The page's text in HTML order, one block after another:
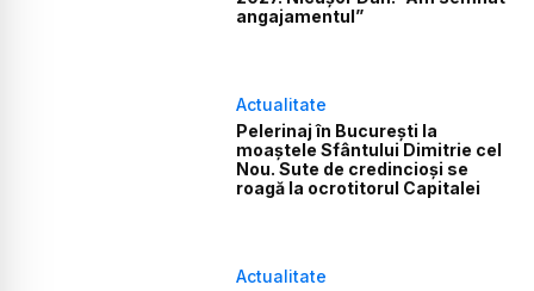
angajamentul”
Actualitate
Pelerinaj în București la
moaștele Sfântului Dimitrie cel
Nou. Sute de credincioși se
roagă la ocrotitorul Capitalei
Actualitate